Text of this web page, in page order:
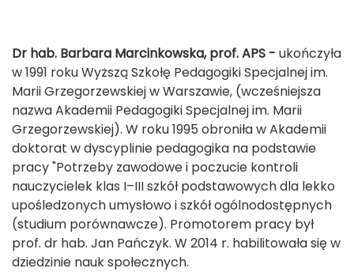
Dr hab. Barbara Marcinkowska, prof. APS - ukończyła
w 1991 roku Wyższą Szkołę Pedagogiki Specjalnej im.
Marii Grzegorzewskiej w Warszawie, (wcześniejsza
nazwa Akademii Pedagogiki Specjalnej im. Marii
Grzegorzewskiej). W roku 1995 obroniła w Akademii
doktorat w dyscyplinie pedagogika na podstawie
pracy "Potrzeby zawodowe i poczucie kontroli
nauczycielek klas I–III szkół podstawowych dla lekko
upośledzonych umysłowo i szkół ogólnodostępnych
(studium porównawcze). Promotorem pracy był
prof. dr hab. Jan Pańczyk. W 2014 r. habilitowała się w
dziedzinie nauk społecznych.